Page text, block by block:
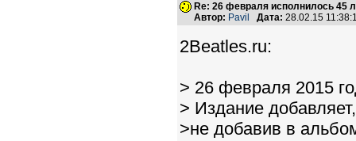
Re: 26 февраля исполнилось 45
Автор: Pavil Дата: 28.02.15
2Beatles.ru:
> 26 февраля 2015
> Издание
>не добавив в